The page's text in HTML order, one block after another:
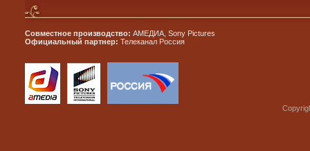
Совместное производство: АМЕДИА, Sony Pictures
Официальный партнер: Телеканал Россия